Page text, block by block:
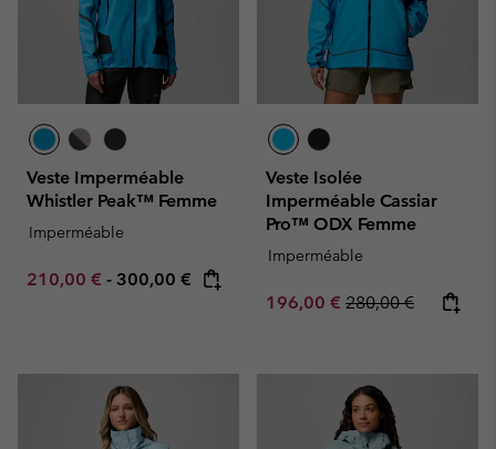
Veste Imperméable
Whistler Peak™ Femme
Imperméable
Minimum sale price:
210,00 € - Maximum price:
300,00 €
Veste Isolée
Imperméable Cassiar
Pro™ ODX Femme
Imperméable
Sale price:
196,00 € Regular price:
280,00 €